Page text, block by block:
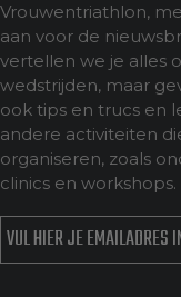
Vrouwentriathlon,
aan voor de
vertellen we je alles
wedstrijden, maar
ook tips en trucs en
andere activiteiten
organiseren, zoals
clinics en workshops.